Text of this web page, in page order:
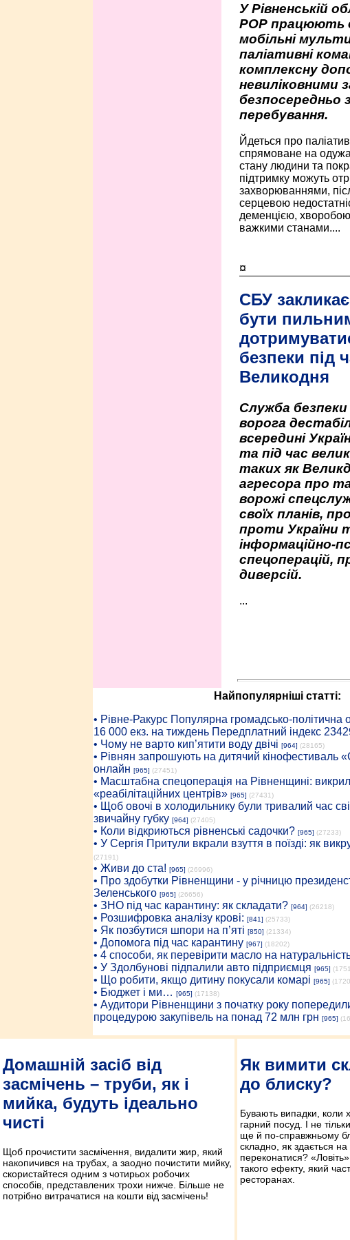
У Рівненській
РОР працюють
мобільні
паліативні
комплексну
невиліковними
безпосередньо
перебування.
Йдеться про
спрямоване на
стану людини та
підтримку можуть
захворюваннями,
серцевою
деменцією,
важкими станами....
¤
СБУ
бути
безпеки під
Великодня
Служба безпеки
ворога
всередині
та під час
таких як
агресора про
ворожі
своїх планів,
проти України
інформаційно-
спецоперацій,
диверсій.
...
Найпопулярніші статті:
• Рiвне-Ракурс Популярна громадсько-політична
16 000 екз. на тиждень Передплатний індекс
• Чому не варто кип’ятити воду двічі [964] (28165)
• Рівнян запрошують на дитячий кінофестиваль
онлайн [965] (27451)
• Масштабна спецоперація на Рівненщині:
«реабілітаційних центрів» [965] (27431)
• Щоб овочі в холодильнику були тривалий час
звичайну губку [964] (27405)
• Коли відкриються рівненські садочки? [965] (27233)
• У Сергія Притули вкрали взуття в поїзді: як
(27191)
• Живи до ста! [965] (26996)
• Про здобутки Рівненщини - у річницю
Зеленського [965] (26656)
• ЗНО під час карантину: як складати? [964] (26218)
• Розшифровка аналізу крові: [841] (25733)
• Як позбутися шпори на п’яті [850] (21334)
• Допомога під час карантину [967] (18202)
• 4 способи, як перевірити масло на
• У Здолбунові підпалили авто підприємця [965]
• Що робити, якщо дитину покусали комарі [965]
• Бюджет і ми… [965] (17138)
• Аудитори Рівненщини з початку року
процедурою закупівель на понад 72 млн грн [965]
Домашній засіб від
засмічень – труби, як і
мийка, будуть ідеально
чисті
Щоб прочистити засмічення, видалити жир, який
накопичився на трубах, а заодно почистити мийку,
скористайтеся одним з чотирьох робочих
способів, представлених трохи нижче. Більше не
потрібно витрачатися на кошти від засмічень!
Як вимити
до блиску?
Бувають випадки, коли
гарний посуд. І не
ще й по-справжньому
складно, як здається
переконатися?
такого ефекту, який
ресторанах.